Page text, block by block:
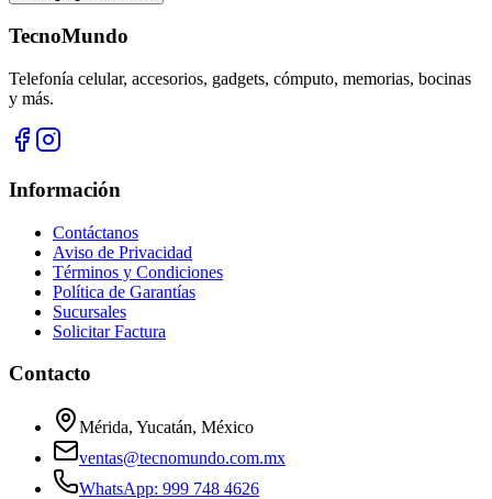
TecnoMundo
Telefonía celular, accesorios, gadgets, cómputo, memorias, bocinas
y más.
Información
Contáctanos
Aviso de Privacidad
Términos y Condiciones
Política de Garantías
Sucursales
Solicitar Factura
Contacto
Mérida, Yucatán, México
ventas@tecnomundo.com.mx
WhatsApp: 999 748 4626